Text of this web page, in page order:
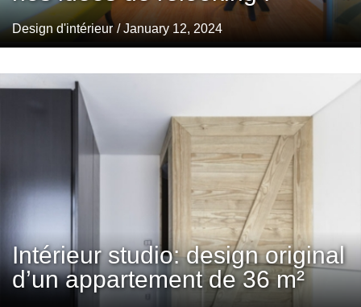
Design d'intérieur / January 12, 2024
Intérieur studio: design original
d’un appartement de 36 m²